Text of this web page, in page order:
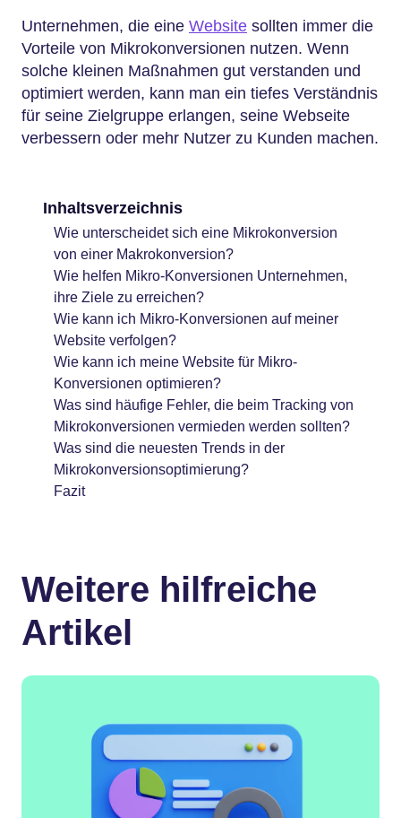
Unternehmen, die eine Website sollten immer die
Vorteile von Mikrokonversionen nutzen. Wenn
solche kleinen Maßnahmen gut verstanden und
optimiert werden, kann man ein tiefes Verständnis
für seine Zielgruppe erlangen, seine Webseite
verbessern oder mehr Nutzer zu Kunden machen.
Inhaltsverzeichnis
Wie unterscheidet sich eine Mikrokonversion
von einer Makrokonversion?
Wie helfen Mikro-Konversionen Unternehmen,
ihre Ziele zu erreichen?
Wie kann ich Mikro-Konversionen auf meiner
Website verfolgen?
Wie kann ich meine Website für Mikro-
Konversionen optimieren?
Was sind häufige Fehler, die beim Tracking von
Mikrokonversionen vermieden werden sollten?
Was sind die neuesten Trends in der
Mikrokonversionsoptimierung?
Fazit
Weitere hilfreiche
Artikel